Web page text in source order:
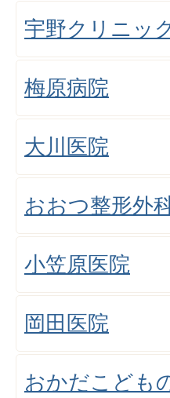
宇野クリニッ
梅原病院
大川医院
おおつ整形外
小笠原医院
岡田医院
おかだこども